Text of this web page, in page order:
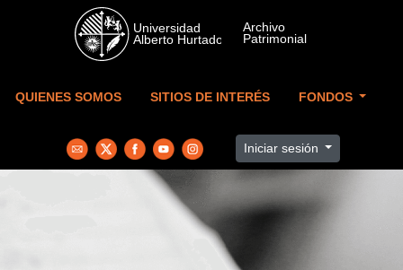
Skip to main content
QUIENES SOMOS SITIOS DE INTERÉS FONDOS
Iniciar sesión